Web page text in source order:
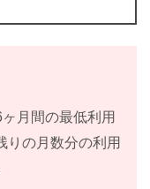
月間の最低利用
りの月数分の利用